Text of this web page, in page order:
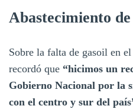
Abastecimiento
Sobre la falta de gasoil en
recordó que “hicimos un
Gobierno Nacional por la
con el centro y sur del